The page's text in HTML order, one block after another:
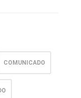
COMUNICADO